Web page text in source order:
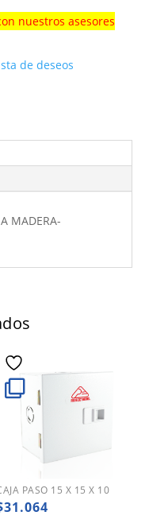
nuestros asesores
de deseos
MADERA-
PASO 15 X 15 X 10
31.064